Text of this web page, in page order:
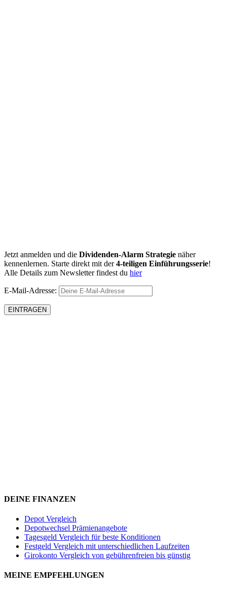
Jetzt anmelden und die Dividenden-Alarm Strategie näher
kennenlernen. Starte direkt mit der4-teiligen Einführungsserie!
Alle Details zum Newsletter findest du hier
E-Mail-Adresse:
DEINE FINANZEN
Depot Vergleich
Depotwechsel Prämienangebote
Tagesgeld Vergleich für beste Konditionen
Festgeld Vergleich mit unterschiedlichen Laufzeiten
Girokonto Vergleich von gebührenfreien bis günstig
MEINE EMPFEHLUNGEN